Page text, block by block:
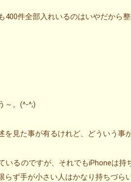
件全部入れいるのはいやだから
～。(^-^;)
見た事が有るけれど、どういう事
るのですが、それでもiPhoneは持
ず手が小さい人はかなり持ちづら